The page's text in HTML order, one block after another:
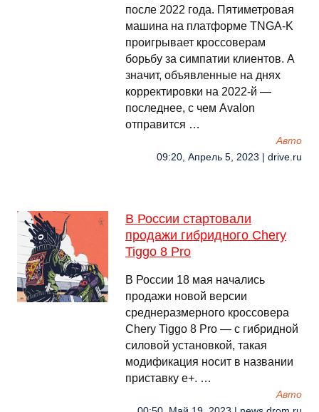
после 2022 года. Пятиметровая
машина на платформе TNGA-K
проигрывает кроссоверам
борьбу за симпатии клиентов. А
значит, объявленные на днях
корректировки на 2022-й —
последнее, с чем Avalon
отправится …
Авто
09:20, Апрель 5, 2023 | drive.ru
В России стартовали
продажи гибридного Chery
Tiggo 8 Pro
В России 18 мая начались
продажи новой версии
среднеразмерного кроссовера
Chery Tiggo 8 Pro — с гибридной
силовой установкой, такая
модификация носит в названии
приставку e+. …
Авто